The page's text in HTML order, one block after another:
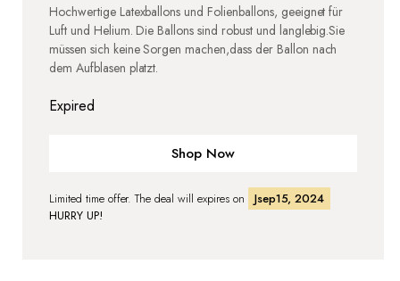
Hochwertige Latexballons und Folienballons, geeignet für
Luft und Helium. Die Ballons sind robust und langlebig.Sie
müssen sich keine Sorgen machen,dass der Ballon nach
dem Aufblasen platzt.
Expired
Shop Now
Limited time offer. The deal will expires on
Jsep15, 2024
HURRY UP!